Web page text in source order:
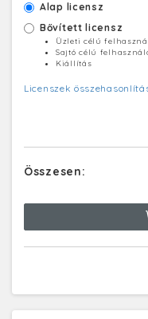
Alap licensz
Bővített licensz
Üzleti célú
Sajtó célú
Kiállítás
Licenszek
Összesen: